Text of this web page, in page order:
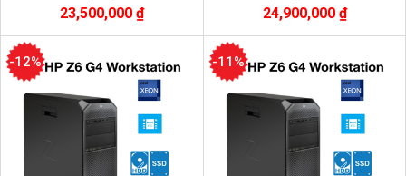
film 4K, máy ảo vmware, cầy, youtube,
facebook))
23,500,000 ₫
4K, máy ảo vmware, cầy youtube,
facebook)
24,900,000 ₫
-12% -11%